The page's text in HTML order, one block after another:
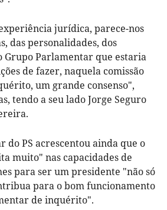
jurídica, parece-nos
das personalidades, dos
Grupo Parlamentar que estaria
de fazer, naquela comissão
um grande consenso",
tendo a seu lado Jorge Seguro
do PS acrescentou ainda que o
muito" nas capacidades de
para ser um presidente "não só
para o bom funcionamento
de inquérito".